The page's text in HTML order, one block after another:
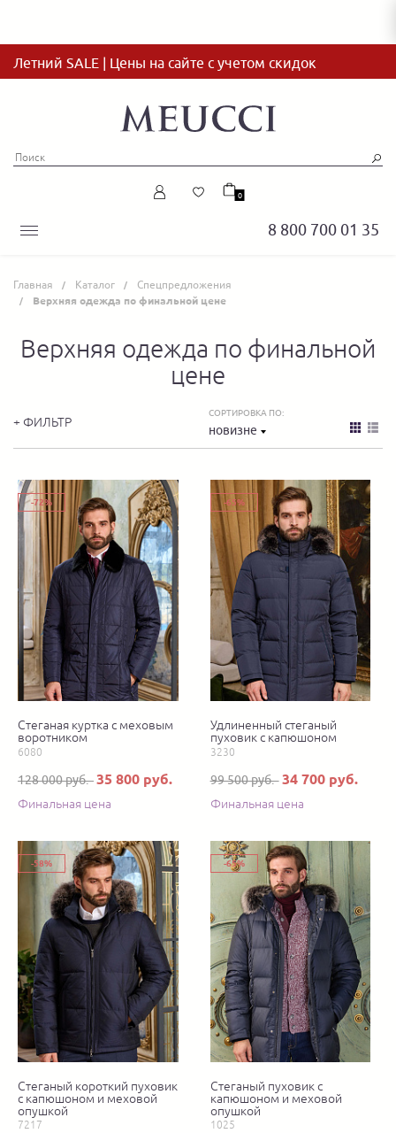
Летний SALE | Цены на сайте с учетом скидок
8 800 700 01 35
0
Главная Каталог Спецпредложения
Верхняя одежда по финальной цене
Верхняя одежда по финальной
цене
+ ФИЛЬТР
СОРТИРОВКА ПО:
новизне
-72%
Стеганая куртка с меховым
воротником
6080
128 000 руб.35 800 руб.
Финальная цена
-65%
Удлиненный стеганый
пуховик с капюшоном
3230
99 500 руб. 34 700 руб.
Финальная цена
-58%
Cтеганый короткий пуховик
с капюшоном и меховой
опушкой
7217
-65%
Стеганый пуховик с
капюшоном и меховой
опушкой
1025